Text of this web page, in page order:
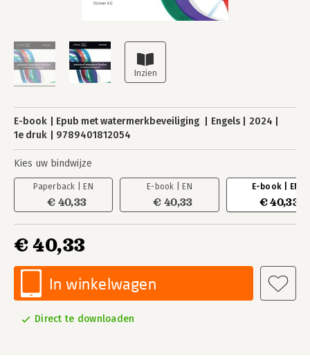
E-book Epub met watermerkbeveiliging Engels
2024
1e druk
9789401812054
Kies uw bindwijze
Paperback | EN
€ 40,33
E-book | EN
€ 40,33
E-book | EN
€ 40,33
€ 40,33
In winkelwagen
Direct te downloaden